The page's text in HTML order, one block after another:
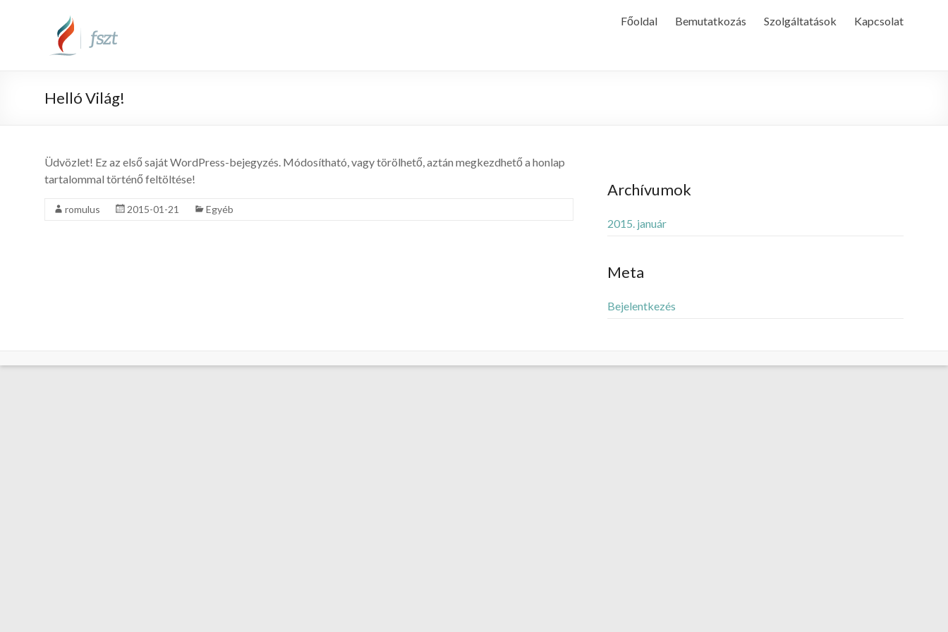
Főoldal Bemutatkozás Szolgáltatások Kapcsolat
Helló Világ!
Üdvözlet! Ez az első saját WordPress-bejegyzés. Módosítható, vagy törölhető, aztán megkezdhető a honlap
tartalommal történő feltöltése!
romulus 2015-01-21 Egyéb
Archívumok
2015. január
Meta
Bejelentkezés